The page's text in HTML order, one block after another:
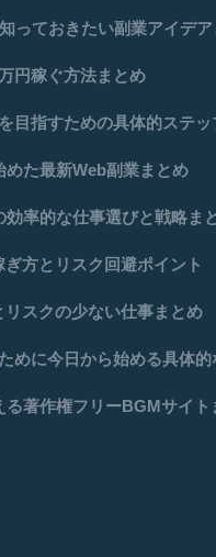
っておきたい副業アイデ
円稼ぐ方法まとめ
目指すための具体的ステッ
た最新Web副業まとめ
率的な仕事選びと戦略ま
方とリスク回避ポイント
スクの少ない仕事まとめ
めに今日から始める具体的
る著作権フリーBGMサイト